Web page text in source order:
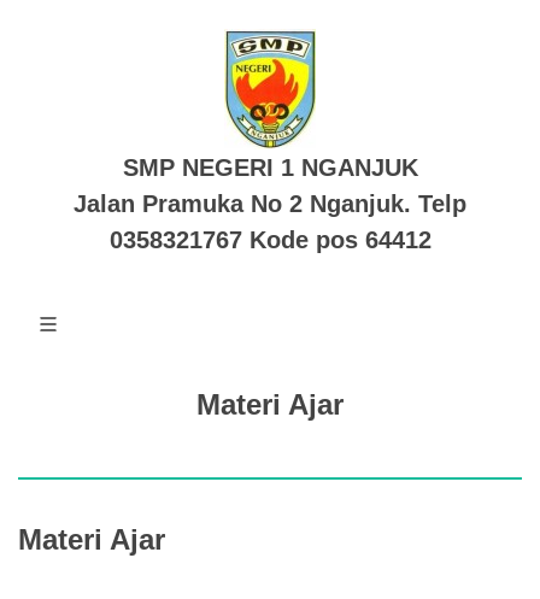
SMP NEGERI 1 NGANJUK
Jalan Pramuka No 2 Nganjuk. Telp
0358321767 Kode pos 64412
Materi Ajar
Materi Ajar